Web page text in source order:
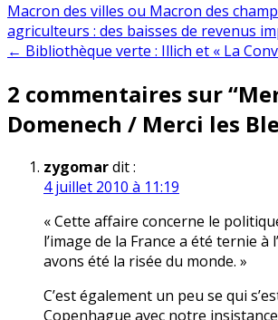
Macron des villes ou Macron des
Navigation
de
l’article
agriculteurs : des baisses de revenus
← Bibliothèque verte : Illich et « La
2 commentaires sur “
Domenech / Merci les
zygomardit :
4 juillet 2010 à 11:19
« Cette affaire concerne le
l’image de la France a été ternie à
avons été la risée du monde. »
C’est également un peu se qui
Copenhague avec notre